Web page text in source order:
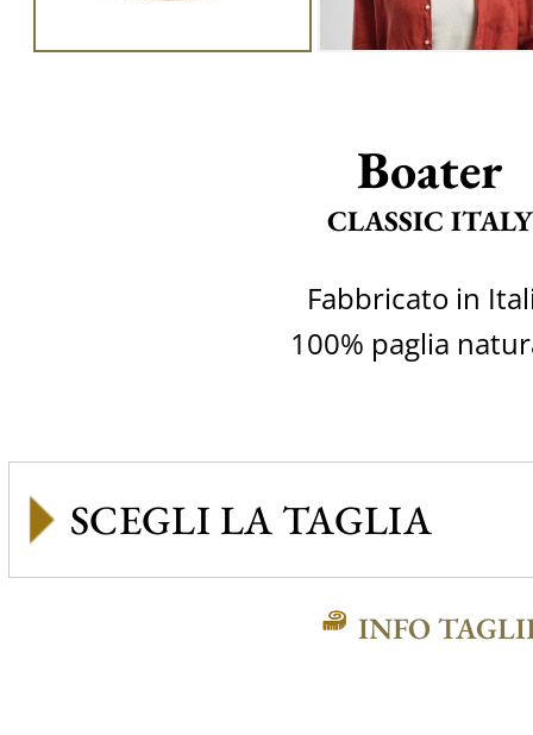
Boater
CLASSIC ITALY
Fabbricato in
100% paglia
INFO